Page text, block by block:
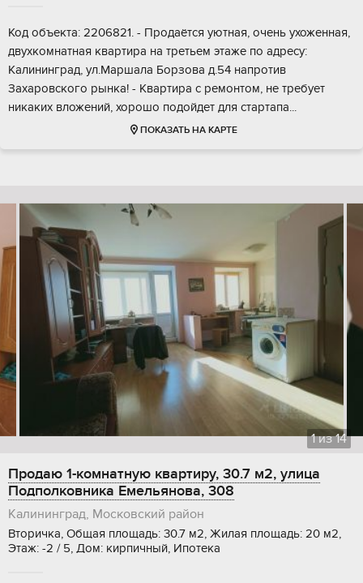
Код объекта: 2206821. - Продаётся уютная, очень ухоженная,
двухкомнатная квартира на третьем этаже по адресу:
Калининград, ул.Маршала Борзова д.54 напротив
Захаровского рынка! - Квартира с ремонтом, не требует
никаких вложений, хорошо подойдет для стартапа...
ПОКАЗАТЬ НА КАРТЕ
1из14
Продаю 1-комнатную квартиру, 30.7 м2, улица
Подполковника Емельянова, 308
Калининград, Московский район
Вторичка, Общая площадь: 30.7 м2, Жилая площадь: 20 м2,
Этаж: -2 / 5, Дом: кирпичный, Ипотека